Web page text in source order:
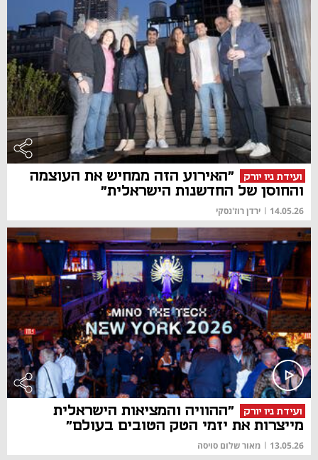
ועידת ניו יורק
"האירוע הזה ממחיש את העוצמה
והחוסן של החדשנות הישראלית"
14.05.26
| ירדן רוז'נסקי
ועידת ניו יורק
"ההוויה והמציאות הישראלית
מייצרות את יזמי הטק הטובים בעולם"
13.05.26
| מאור שלום סויסה